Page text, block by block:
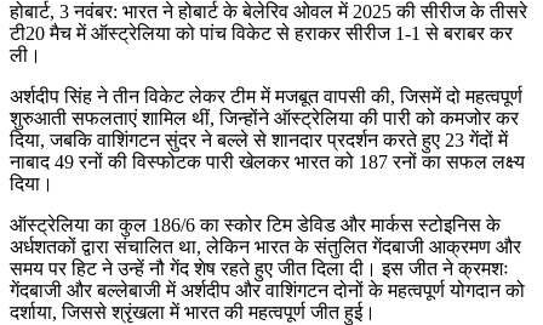
होबार्ट, 3 नवंबर: भारत ने होबार्ट के बेलेरिव ओवल में 2025 की सीरीज के तीसरे
टी20 मैच में ऑस्ट्रेलिया को पांच विकेट से हराकर सीरीज 1-1 से बराबर कर
ली।
अर्शदीप सिंह ने तीन विकेट लेकर टीम में मजबूत वापसी की, जिसमें दो महत्वपूर्ण
शुरुआती सफलताएं शामिल थीं, जिन्होंने ऑस्ट्रेलिया की पारी को कमजोर कर
दिया, जबकि वाशिंगटन सुंदर ने बल्ले से शानदार प्रदर्शन करते हुए 23 गेंदों में
नाबाद 49 रनों की विस्फोटक पारी खेलकर भारत को 187 रनों का सफल लक्ष्य
दिया।
ऑस्ट्रेलिया का कुल 186/6 का स्कोर टिम डेविड और मार्कस स्टोइनिस के
अर्धशतकों द्वारा संचालित था, लेकिन भारत के संतुलित गेंदबाजी आक्रमण और
समय पर हिट ने उन्हें नौ गेंद शेष रहते हुए जीत दिला दी। इस जीत ने क्रमशः
गेंदबाजी और बल्लेबाजी में अर्शदीप और वाशिंगटन दोनों के महत्वपूर्ण योगदान को
दर्शाया, जिससे श्रृंखला में भारत की महत्वपूर्ण जीत हुई।